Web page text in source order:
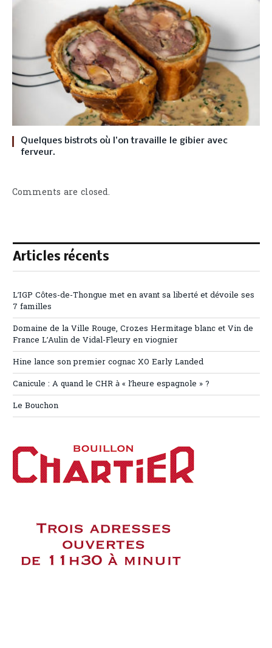
Quelques bistrots où l’on travaille le gibier avec
ferveur.
Comments are closed.
Articles récents
L’IGP Côtes-de-Thongue met en avant sa liberté et dévoile ses
7 familles
Domaine de la Ville Rouge, Crozes Hermitage blanc et Vin de
France L’Aulin de Vidal-Fleury en viognier
Hine lance son premier cognac XO Early Landed
Canicule : A quand le CHR à « l’heure espagnole » ?
Le Bouchon